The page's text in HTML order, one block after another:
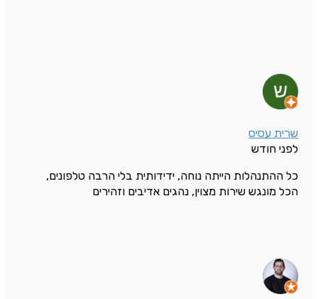
שרית עסיס
לפני חודש
כל ההתנהלות הייתה נוחה, ידידותית בלי הרבה טלפונים,
הכל מונגש שירות מצוין, נהגים אדיבים וזהירים